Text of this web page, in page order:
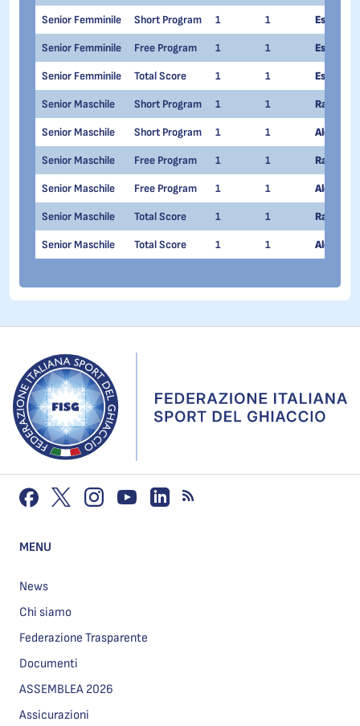
Senior Femminile Short Program 1 1 Ester
Senior Femminile Free Program 1 1 Ester
Senior Femminile Total Score 1 1 Ester
Senior Maschile Short Program 1 1 Raffaele
Senior Maschile Short Program 1 1
Senior Maschile Free Program 1 1 Raffaele
Senior Maschile Free Program 1 1
Senior Maschile Total Score 1 1 Raffaele
Senior Maschile Total Score 1 1
MENU
News
Chi siamo
Federazione Trasparente
Documenti
ASSEMBLEA 2026
Assicurazioni